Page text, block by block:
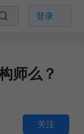
登录
师么？
关注